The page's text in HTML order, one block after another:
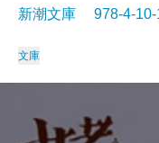
新潮文庫 978-4-
文庫